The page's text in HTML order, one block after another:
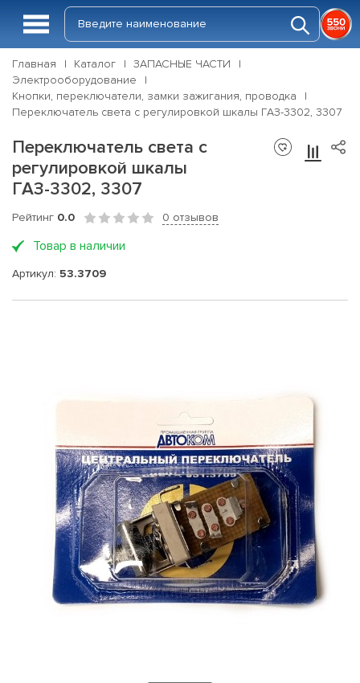
Главная Каталог
ЗАПАСНЫЕ ЧАСТИ
Электрооборудование
Кнопки, переключатели, замки зажигания, проводка
Переключатель света с регулировкой шкалы ГАЗ-3302, 3307
Переключатель света с
регулировкой шкалы
ГАЗ-3302, 3307
Рейтинг 0.0 0 отзывов
Товар в наличии
Артикул: 53.3709